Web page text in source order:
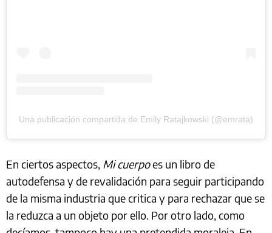
Una publicación compartida de Emily Ratajkowski (@emrata)
En ciertos aspectos, Mi cuerpoes un libro de
autodefensa y de revalidación para seguir participando
de la misma industria que critica y para rechazar que se
la reduzca a un objeto por ello. Por otro lado, como